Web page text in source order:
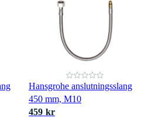
Hansgrohe anslutningsslang
450 mm, M10
459 kr